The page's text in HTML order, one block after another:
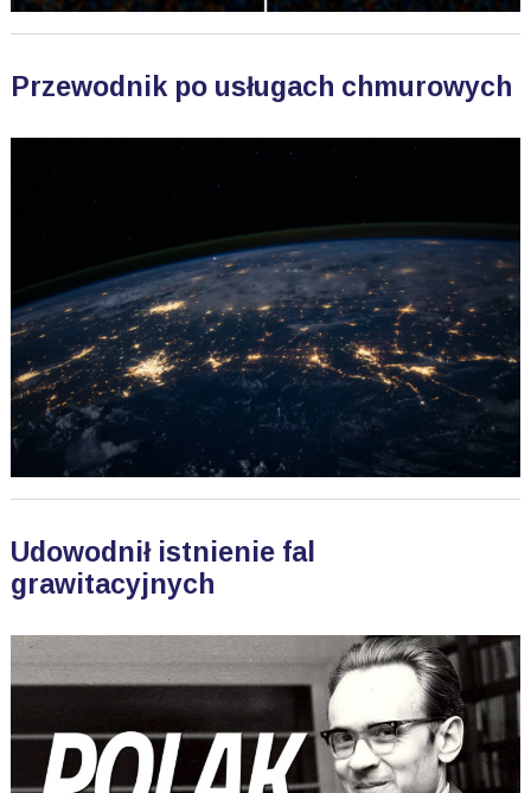
Przewodnik po usługach chmurowych
Udowodnił istnienie fal
grawitacyjnych